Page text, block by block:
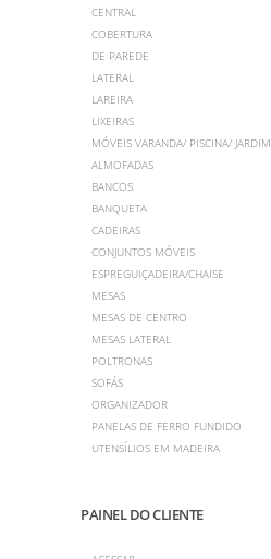
CENTRAL
COBERTURA
DE PAREDE
LATERAL
LAREIRA
LIXEIRAS
MÓVEIS VARANDA/ PISCINA/ JARDIM
ALMOFADAS
BANCOS
BANQUETA
CADEIRAS
CONJUNTOS MÓVEIS
ESPREGUIÇADEIRA/CHAISE
MESAS
MESAS DE CENTRO
MESAS LATERAL
POLTRONAS
SOFÁS
ORGANIZADOR
PANELAS DE FERRO FUNDIDO
UTENSÍLIOS EM MADEIRA
PAINEL DO CLIENTE